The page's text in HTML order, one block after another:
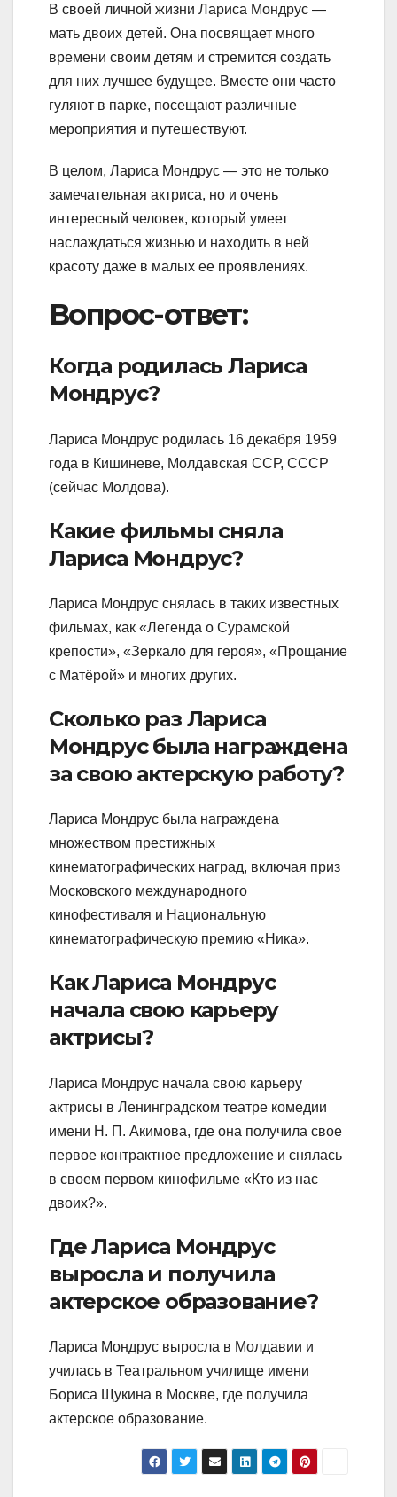
В своей личной жизни Лариса Мондрус —
мать двоих детей. Она посвящает много
времени своим детям и стремится создать
для них лучшее будущее. Вместе они часто
гуляют в парке, посещают различные
мероприятия и путешествуют.
В целом, Лариса Мондрус — это не только
замечательная актриса, но и очень
интересный человек, который умеет
наслаждаться жизнью и находить в ней
красоту даже в малых ее проявлениях.
Вопрос-ответ:
Когда родилась Лариса
Мондрус?
Лариса Мондрус родилась 16 декабря 1959
года в Кишиневе, Молдавская ССР, СССР
(сейчас Молдова).
Какие фильмы сняла
Лариса Мондрус?
Лариса Мондрус снялась в таких известных
фильмах, как «Легенда о Сурамской
крепости», «Зеркало для героя», «Прощание
с Матёрой» и многих других.
Сколько раз Лариса
Мондрус была награждена
за свою актерскую работу?
Лариса Мондрус была награждена
множеством престижных
кинематографических наград, включая приз
Московского международного
кинофестиваля и Национальную
кинематографическую премию «Ника».
Как Лариса Мондрус
начала свою карьеру
актрисы?
Лариса Мондрус начала свою карьеру
актрисы в Ленинградском театре комедии
имени Н. П. Акимова, где она получила свое
первое контрактное предложение и снялась
в своем первом кинофильме «Кто из нас
двоих?».
Где Лариса Мондрус
выросла и получила
актерское образование?
Лариса Мондрус выросла в Молдавии и
училась в Театральном училище имени
Бориса Щукина в Москве, где получила
актерское образование.